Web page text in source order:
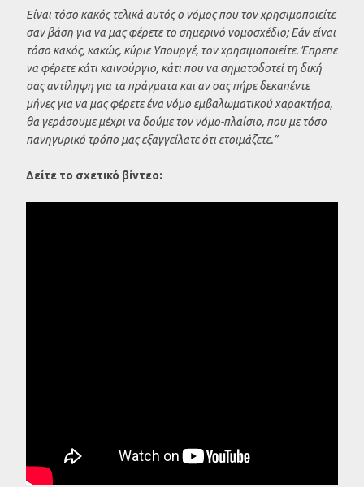
Είναι τόσο κακός τελικά αυτός ο νόμος που τον χρησιμοποιείτε
σαν βάση για να μας φέρετε το σημερινό νομοσχέδιο; Εάν είναι
τόσο κακός, κακώς, κύριε Υπουργέ, τον χρησιμοποιείτε. Έπρεπε
να φέρετε κάτι καινούργιο, κάτι που να σηματοδοτεί τη δική
σας αντίληψη για τα πράγματα και αν σας πήρε δεκαπέντε
μήνες για να μας φέρετε ένα νόμο εμβαλωματικού χαρακτήρα,
θα γεράσουμε μέχρι να δούμε τον νόμο-πλαίσιο, που με τόσο
πανηγυρικό τρόπο μας εξαγγείλατε ότι ετοιμάζετε.”
Δείτε το σχετικό βίντεο: